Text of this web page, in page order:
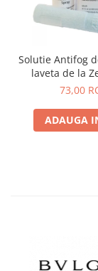
Solutie Antifog
laveta de la
73,00
ADAUGA